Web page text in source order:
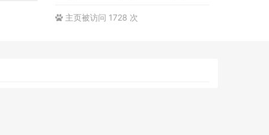
主页被访问 1728 次